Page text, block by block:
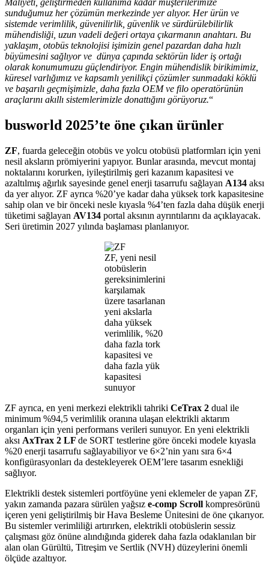
sunduğumuz her çözümün merkezinde yer alıyor. Her ürün ve
sistemde verimlilik, güvenilirlik, güvenlik ve sürdürülebilirlik
mühendisliği, uzun vadeli değeri ortaya çıkarmanın anahtarı. Bu
yaklaşım, otobüs teknolojisi işimizin genel pazardan daha hızlı
büyümesini sağlıyor ve dünya çapında sektörün lider iş ortağı
olarak konumumuzu güçlendiriyor. Engin mühendislik birikimimiz,
küresel varlığımız ve kapsamlı yenilikçi çözümler sunmadaki köklü
ve başarılı geçmişimizle, daha fazla OEM ve filo operatörünün
araçlarını akıllı sistemlerimizle donattığını görüyoruz.“
busworld 2025’te öne çıkan ürünler
ZF, fuarda geleceğin otobüs ve yolcu otobüsü platformları için yeni
nesil aksların prömiyerini yapıyor. Bunlar arasında, mevcut montaj
noktalarını korurken, iyileştirilmiş geri kazanım kapasitesi ve
azaltılmış ağırlık sayesinde genel enerji tasarrufu sağlayan A134 aksı
da yer alıyor. ZF ayrıca %20’ye kadar daha yüksek tork kapasitesine
sahip olan ve bir önceki nesle kıyasla %4’ten fazla daha düşük enerji
tüketimi sağlayan AV134 portal aksının ayrıntılarını da açıklayacak.
Seri üretimin 2027 yılında başlaması planlanıyor.
ZF, yeni nesil
otobüslerin
gereksinimlerini
karşılamak
üzere tasarlanan
yeni akslarla
daha yüksek
verimlilik, %20
daha fazla tork
kapasitesi ve
daha fazla yük
kapasitesi
sunuyor
ZF ayrıca, en yeni merkezi elektrikli tahriki CeTrax 2 dual ile
minimum %94,5 verimlilik oranına ulaşan elektrikli aktarım
organları için yeni performans verileri sunuyor. En yeni elektrikli
aksı AxTrax 2 LF de SORT testlerine göre önceki modele kıyasla
%20 enerji tasarrufu sağlayabiliyor ve 6×2’nin yanı sıra 6×4
konfigürasyonları da destekleyerek OEM’lere tasarım esnekliği
sağlıyor.
Elektrikli destek sistemleri portföyüne yeni eklemeler de yapan ZF,
yakın zamanda pazara sürülen yağsız e-comp Scroll kompresörünü
içeren yeni geliştirilmiş bir Hava Besleme Ünitesini de öne çıkarıyor.
Bu sistemler verimliliği artırırken, elektrikli otobüslerin sessiz
çalışması göz önüne alındığında giderek daha fazla odaklanılan bir
alan olan Gürültü, Titreşim ve Sertlik (NVH) düzeylerini önemli
ölçüde azaltıyor.